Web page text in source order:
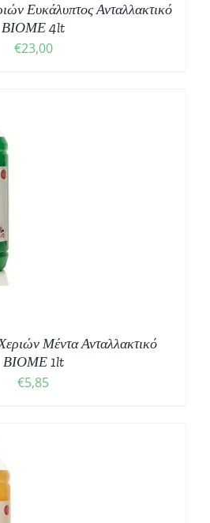
Ευκάλυπτος Ανταλλακτικό
ΒΙΟΜΕ 4lt
€23,00
Μέντα Ανταλλακτικό
ΒΙΟΜΕ 1lt
€5,85